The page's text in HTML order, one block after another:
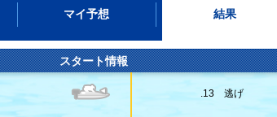
マイ予想 結果
スタート情報
.13 逃げ